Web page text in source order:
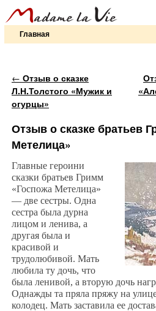
Главная
Навигация по записям
← Отзыв о сказке
Л.Н.Толстого «Мужик и
огурцы»
Отзыв о сказке братьев
Метелица»
Главные героини
сказки братьев Гримм
«Госпожа Метелица»
— две сестры. Одна
сестра была дурна
лицом и ленива, а
другая была и
красивой и
трудолюбивой. Мать
любила ту дочь, что
была ленивой, а вторую дочь
Однажды та пряла пряжу на
колодец. Мать заставила ее